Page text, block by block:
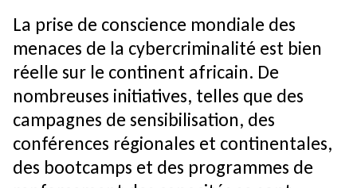
La prise de conscience mondiale des
menaces de la cybercriminalité est bien
réelle sur le continent africain. De
nombreuses initiatives, telles que des
campagnes de sensibilisation, des
conférences régionales et continentales,
des bootcamps et des programmes de